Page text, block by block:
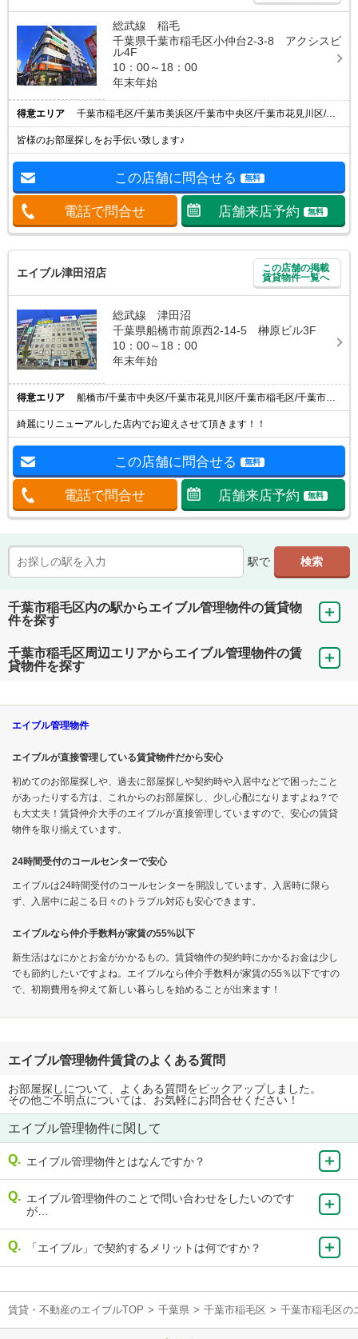
総武線 稲毛
千葉県千葉市稲毛区小仲台2-3-8 アクシスビ
ル4F
10：00～18：00
年末年始
得意エリア 千葉市稲毛区/千葉市美浜区/千葉市中央区/千葉市花見川区/千葉市若葉区
皆様のお部屋探しをお手伝い致します♪
この店舗に問合せる 無料
電話で問合せ 店舗来店予約 無料
エイブル津田沼店
この店舗の掲載
賃貸物件一覧へ
総武線 津田沼
千葉県船橋市前原西2-14-5 榊原ビル3F
10：00～18：00
年末年始
得意エリア 船橋市/千葉市中央区/千葉市花見川区/千葉市稲毛区/千葉市美浜区
綺麗にリニューアルした店内でお迎えさせて頂きます！！
この店舗に問合せる 無料
電話で問合せ 店舗来店予約 無料
駅で
千葉市稲毛区内の駅からエイブル管理物件の賃貸物
件を探す
千葉市稲毛区周辺エリアからエイブル管理物件の賃
貸物件を探す
エイブル管理物件
エイブルが直接管理している賃貸物件だから安心
初めてのお部屋探しや、過去に部屋探しや契約時や入居中などで困ったこと
があったりする方は、これからのお部屋探し、少し心配になりますよね？で
も大丈夫！賃貸仲介大手のエイブルが直接管理していますので、安心の賃貸
物件を取り揃えています。
24時間受付のコールセンターで安心
エイブルは24時間受付のコールセンターを開設しています。入居時に限ら
ず、入居中に起こる日々のトラブル対応も安心できます。
エイブルなら仲介手数料が家賃の55%以下
新生活はなにかとお金がかかるもの。賃貸物件の契約時にかかるお金は少し
でも節約したいですよね。エイブルなら仲介手数料が家賃の55％以下ですの
で、初期費用を抑えて新しい暮らしを始めることが出来ます！
エイブル管理物件賃貸のよくある質問
お部屋探しについて、よくある質問をピックアップしました。
その他ご不明点については、お気軽にお問合せください！
エイブル管理物件に関して
エイブル管理物件とはなんですか？
エイブル管理物件のことで問い合わせをしたいのです
が…
「エイブル」で契約するメリットは何ですか？
賃貸・不動産のエイブルTOP > 千葉県 > 千葉市稲毛区 > 千葉市稲毛区の